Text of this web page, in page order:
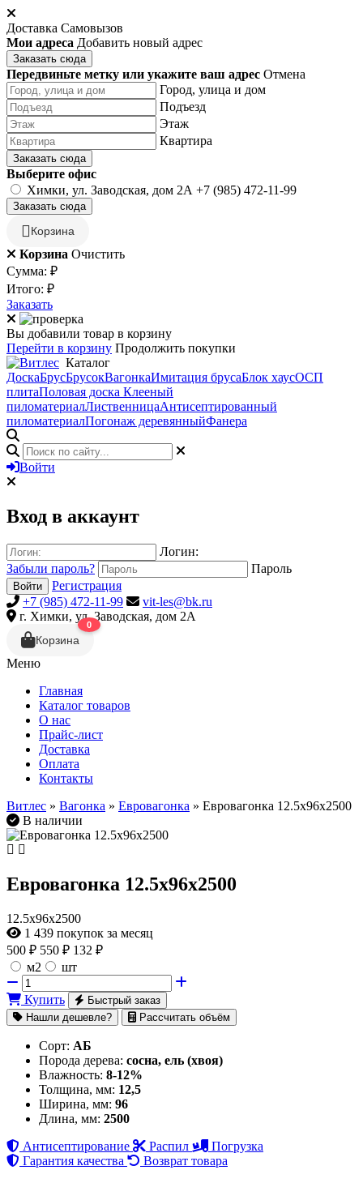
Доставка Самовызов
Мои адреса Добавить новый адрес
Заказать сюда
Передвиньте метку или укажите ваш адрес Отмена
Город, улица и дом
Подъезд
Этаж
Квартира
Заказать сюда
Выберите офис
Химки, ул. Заводская, дом 2А +7 (985) 472-11-99
Заказать сюда
Корзина
Корзина Очистить
Сумма: ₽
Итого: ₽
Заказать
Вы добавили товар в корзину
Перейти в корзину Продолжить покупки
Каталог
ДоскаБрусБрусокВагонкаИмитация брусаБлок хаусОСП
плитаПоловая доска Клееный
пиломатериалЛиственницаАнтисептированный
пиломатериалПогонаж деревянныйФанера
Войти
Вход в аккаунт
Логин:
Забыли пароль?
Пароль
Войти
Регистрация
+7 (985) 472-11-99
vit-les@bk.ru
г. Химки, ул. Заводская, дом 2А
Корзина
0
Меню
Главная
Каталог товаров
О нас
Прайс-лист
Доставка
Оплата
Контакты
Витлес » Вагонка » Евровагонка » Евровагонка 12.5х96х2500
В наличии
Евровагонка 12.5х96х2500
12.5х96х2500
1 439 покупок за месяц
500 ₽ 550 ₽ 132 ₽
м2
шт
Купить
Быстрый заказ
Нашли дешевле?
Рассчитать объём
Сорт: АБ
Порода дерева: сосна, ель (хвоя)
Влажность: 8-12%
Толщина, мм: 12,5
Ширина, мм: 96
Длина, мм: 2500
Антисептирование
Распил
Погрузка
Гарантия качества
Возврат товара